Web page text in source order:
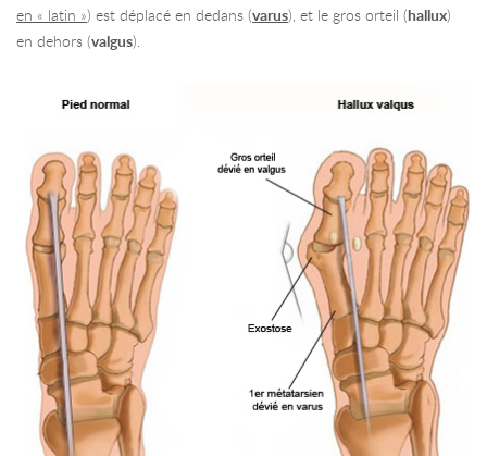
en « latin ») est déplacé en dedans (varus), et le gros orteil ( hallux)
en dehors (valgus).